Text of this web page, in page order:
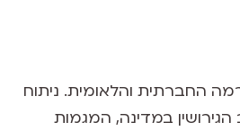
החברתית והלאומית. ניתוח
במדינה, המגמות